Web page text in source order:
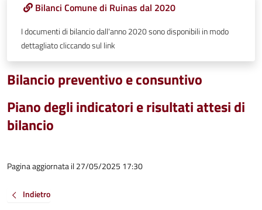
Bilanci Comune di Ruinas dal 2020
I documenti di bilancio dall'anno 2020 sono disponibili in modo
dettagliato cliccando sul link
Bilancio preventivo e consuntivo
Piano degli indicatori e risultati attesi di
bilancio
Pagina aggiornata il 27/05/2025 17:30
Indietro